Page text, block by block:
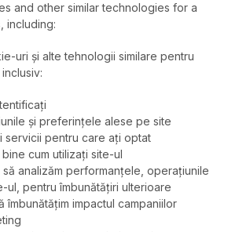
and other similar technologies for a
including:
uri și alte tehnologii similare pentru
și preferințele alese pe site
servicii pentru care ați optat
cum utilizați site-ul
să analizăm performanțele, operațiunile
ul, pentru îmbunătățiri ulterioare
îmbunătățim impactul campaniilor